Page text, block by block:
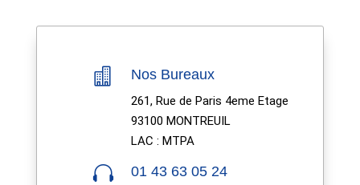
 Nos Bureaux
261, Rue de Paris 4eme Etage
93100 MONTREUIL
LAC : MTPA
 01 43 63 05 24